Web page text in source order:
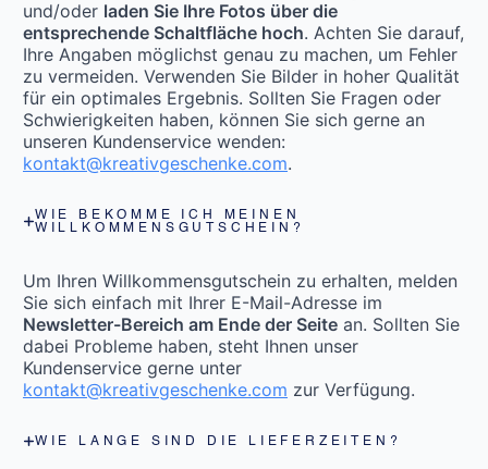
und/oder laden Sie Ihre Fotos über die
entsprechende Schaltfläche hoch. Achten Sie darauf,
Ihre Angaben möglichst genau zu machen, um Fehler
zu vermeiden. Verwenden Sie Bilder in hoher Qualität
für ein optimales Ergebnis. Sollten Sie Fragen oder
Schwierigkeiten haben, können Sie sich gerne an
unseren Kundenservice wenden:
kontakt@kreativgeschenke.com.
WIE BEKOMME ICH MEINEN
WILLKOMMENSGUTSCHEIN?
Um Ihren Willkommensgutschein zu erhalten, melden
Sie sich einfach mit Ihrer E-Mail-Adresse im
Newsletter-Bereich am Ende der Seite an. Sollten Sie
dabei Probleme haben, steht Ihnen unser
Kundenservice gerne unter
kontakt@kreativgeschenke.com zur Verfügung.
WIE LANGE SIND DIE LIEFERZEITEN?